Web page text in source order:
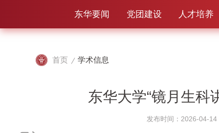
东华要闻 党团建设 人才培养
首页 学术信息
东华大学“镜月生科
发布时间：2026-04-14